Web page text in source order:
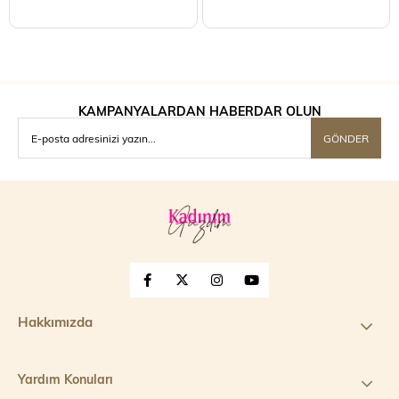
KAMPANYALARDAN HABERDAR OLUN
GÖNDER
Hakkımızda
Yardım Konuları